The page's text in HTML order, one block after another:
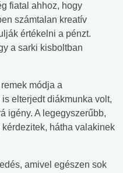
fiatal ahhoz, hogy
számtalan kreatív
értékelni a pénzt.
a sarki kisboltban
módja a
elterjedt diákmunka volt,
igény. A legegyszerűbb,
hátha valakinek
amivel egészen sok